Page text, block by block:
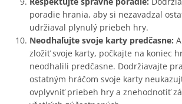
poradie hrania, aby si nezavadzal
udržiaval plynulý priebeh hry.
Neodhaľujte svoje karty predčasne:
zložiť svoje karty, počkajte na koniec
neodhalili predčasne. Dodržiavajte
ostatným hráčom svoje karty
ovplyvniť priebeh hry a znehodnotiť